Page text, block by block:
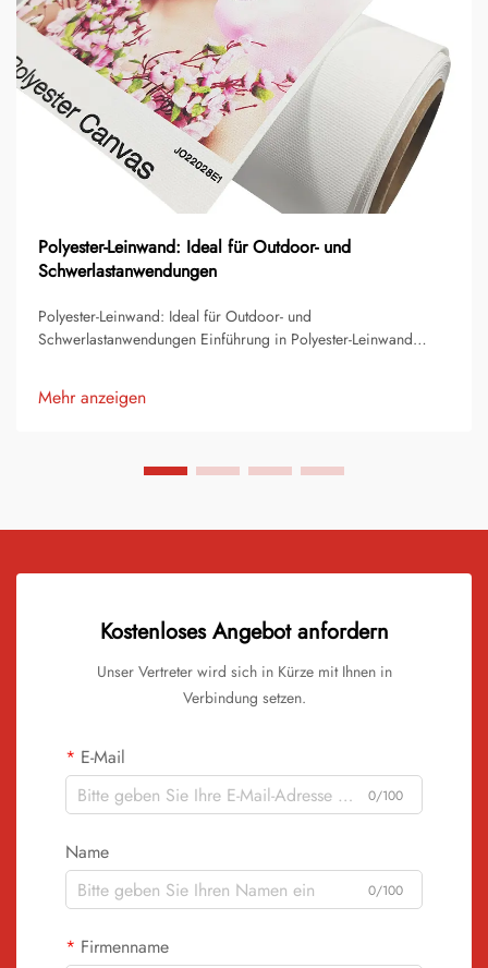
Polyester-Leinwand: Ideal für Outdoor- und
Schwerlastanwendungen
Polyester-Leinwand: Ideal für Outdoor- und
Schwerlastanwendungen Einführung in Polyester-Leinwand
vielseitigsten Gewebe, die sowohl für Verbraucher- als auch für
Industriezwecke erhältlich sind. Es ist zu einem beliebten
Mehr anzeigen
Kostenloses Angebot anfordern
Unser Vertreter wird sich in Kürze mit Ihnen in
Verbindung setzen.
E-Mail
0/100
Name
0/100
Firmenname